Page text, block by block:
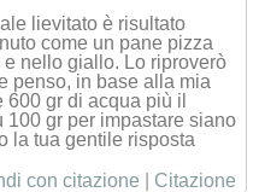
lievitato è risultato
come un pane pizza
nello giallo. Lo riproverò
penso, in base alla mia
gr di acqua più il
100 gr per impastare siano
la tua gentile risposta
con citazione Citazione